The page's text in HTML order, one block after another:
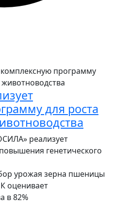
для роста
реализует
генетического